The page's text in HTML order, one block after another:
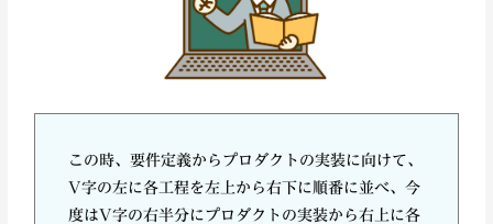
この時、要件定義からプロダクトの実装に向けて、
V字の左に各工程を左上から右下に順番に並べ、今
度はV字の右半分にプロダクトの実装から右上に各